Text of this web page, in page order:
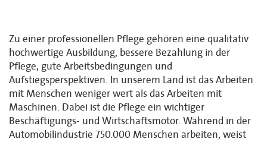
Zu einer professionellen Pflege gehören eine qualitativ
hochwertige Ausbildung, bessere Bezahlung in der
Pflege, gute Arbeitsbedingungen und
Aufstiegsperspektiven. In unserem Land ist das Arbeiten
mit Menschen weniger wert als das Arbeiten mit
Maschinen. Dabei ist die Pflege ein wichtiger
Beschäftigungs- und Wirtschaftsmotor. Während in der
Automobilindustrie 750.000 Menschen arbeiten, weist